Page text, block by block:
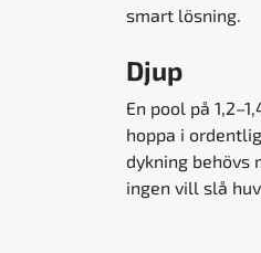
smart lösning.
Djup
En pool på
hoppa i
dykning behövs
ingen vill slå